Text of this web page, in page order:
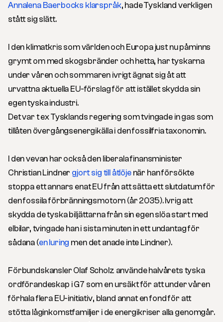
Annalena Baerbocks klarspråk, hade Tyskland verkligen
stått sig slätt.
I den klimatkris som världen och Europa just nu påminns
grymt om med skogsbränder och hetta, har tyskarna
under våren och sommaren ivrigt ägnat sig åt att
urvattna aktuella EU-förslag för att istället skydda sin
egen tyska industri.
Det var t ex Tysklands regering som tvingade in gas som
tillåten övergångsenergikälla i den fossilfria taxonomin.
I den vevan har också den liberala finansminister
Christian Lindner gjort sig till åtlöje när han försökte
stoppa ett annars enat EU från att sätta ett slutdatum för
den fossila förbränningsmotorn (år 2035). Ivrig att
skydda de tyska biljättarna från sin egen slöa start med
elbilar, tvingade han i sista minuten in ett undantag för
sådana (en luring men det anade inte Lindner).
Förbundskansler Olaf Scholz använde halvårets tyska
ordförandeskap i G7 som en ursäkt för att under våren
förhala flera EU-initiativ, bland annat en fond för att
stötta låginkomstfamiljer i de energikriser alla genomgår.